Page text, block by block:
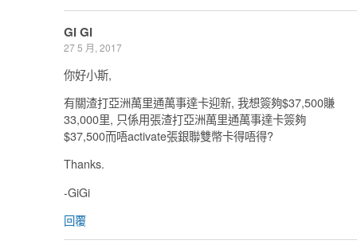
Gi Gi
27 5 月, 2017
你好小斯,
有關渣打亞洲萬里通萬事達卡迎新, 我想簽夠$37,500賺
33,000里, 只係用張渣打亞洲萬里通萬事達卡簽夠
$37,500而唔activate張銀聯雙幣卡得唔得?
Thanks.
-GiGi
回覆